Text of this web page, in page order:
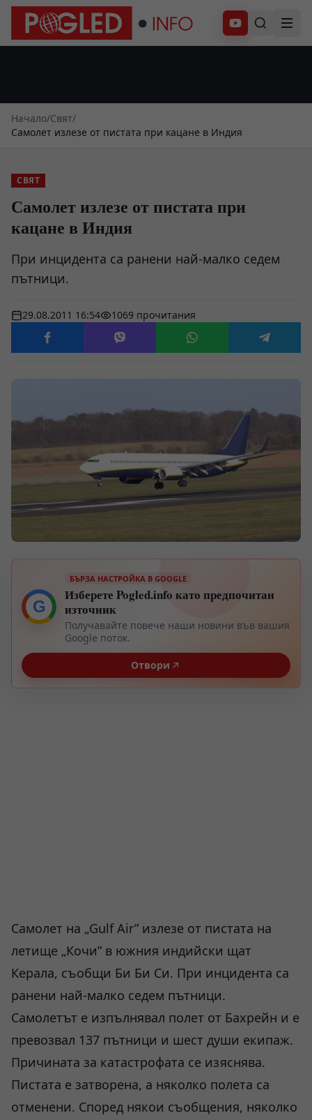
Абонирай се
Начало/Свят/
Самолет излезе от пистата при кацане в Индия
СВЯТ
Самолет излезе от пистата при
кацане в Индия
При инцидента са ранени най-малко седем
пътници.
29.08.2011 16:54 1069 прочитания
G
БЪРЗА НАСТРОЙКА В GOOGLE
Изберете Pogled.info като предпочитан
източник
Получавайте повече наши новини във вашия
Google поток.
Отвори
Самолет на „Gulf Air” излезе от пистата на
летище „Кочи” в южния индийски щат
Керала, съобщи Би Би Си. При инцидента са
ранени най-малко седем пътници.
Самолетът е изпълнявал полет от Бахрейн и е
превозвал 137 пътници и шест души екипаж.
Причината за катастрофата се изяснява.
Пистата е затворена, а няколко полета са
отменени. Според някои съобщения, няколко